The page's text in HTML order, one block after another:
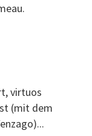
virtuos
(mit dem